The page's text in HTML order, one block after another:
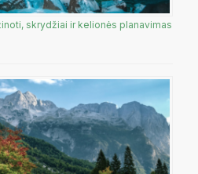
skrydžiai ir kelionės planavimas